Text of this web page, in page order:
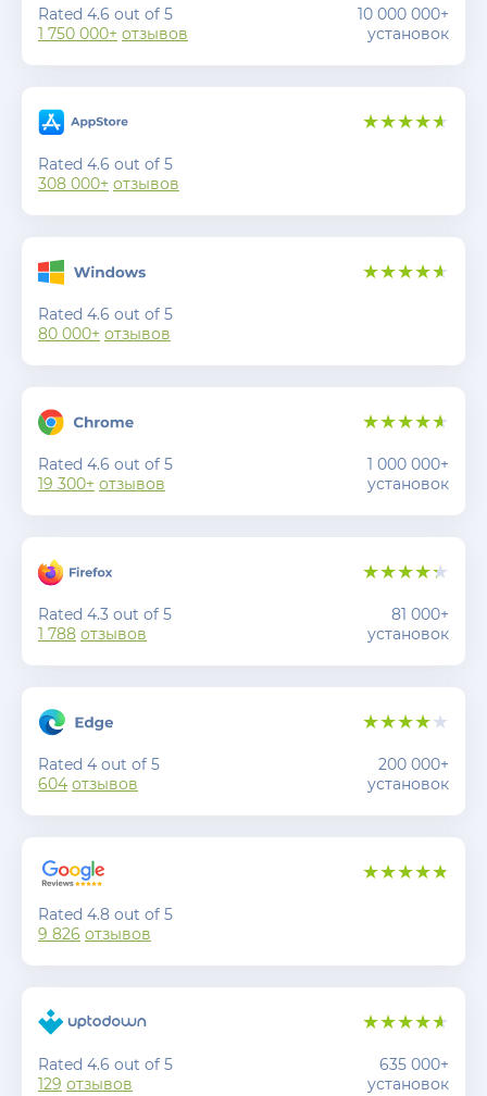
Rated 4.6 out of 5
1 750 000+ отзывов
10 000 000+
установок
Rated 4.6 out of 5
308 000+ отзывов
Rated 4.6 out of 5
80 000+ отзывов
Rated 4.6 out of 5
19 300+ отзывов
1 000 000+
установок
Rated 4.3 out of 5
1 788 отзывов
81 000+
установок
Rated 4 out of 5
604 отзывов
200 000+
установок
Rated 4.8 out of 5
9 826 отзывов
Rated 4.6 out of 5
129 отзывов
635 000+
установок